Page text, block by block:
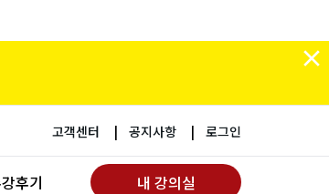
고객센터 공지사항 로그인
후기 내 강의실